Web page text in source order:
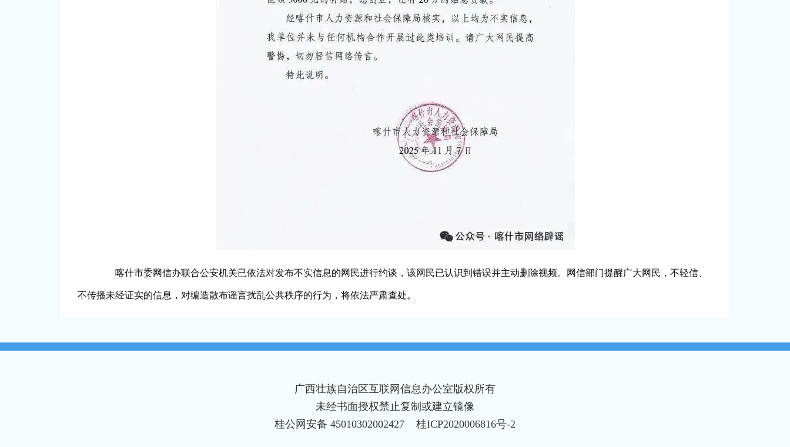
喀什市委网信办联合公安机关已依法对发布不实信息的网民进行约谈，该网民已认识到错误并主动删除视频。网信部门提醒广大网民，不轻信、
不传播未经证实的信息，对编造散布谣言扰乱公共秩序的行为，将依法严肃查处。
广西壮族自治区互联网信息办公室版权所有
未经书面授权禁止复制或建立镜像
桂公网安备 45010302002427
桂ICP2020006816号-2